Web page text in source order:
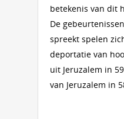
betekenis van dit
De
spreekt spelen
deportatie van
uit Jeruzalem in
van Jeruzalem in